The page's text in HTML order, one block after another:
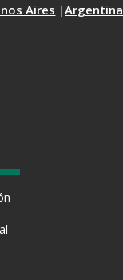
Aires |Argentina